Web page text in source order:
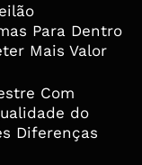
Para Dentro
Mais Valor
Com
do
Diferenças